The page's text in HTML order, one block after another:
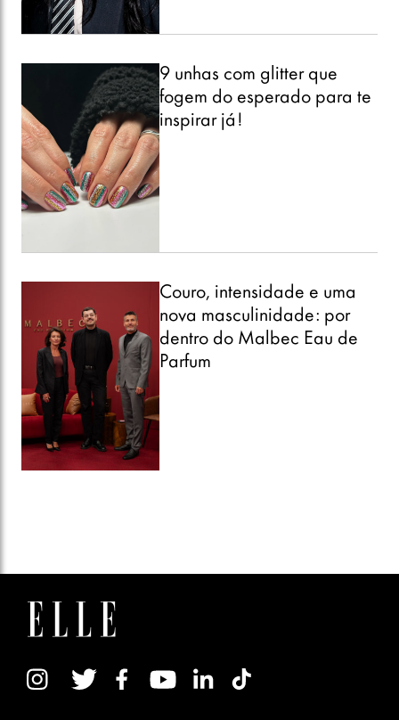
9 unhas com glitter que
fogem do esperado para te
inspirar já!
Couro, intensidade e uma
nova masculinidade: por
dentro do Malbec Eau de
Parfum